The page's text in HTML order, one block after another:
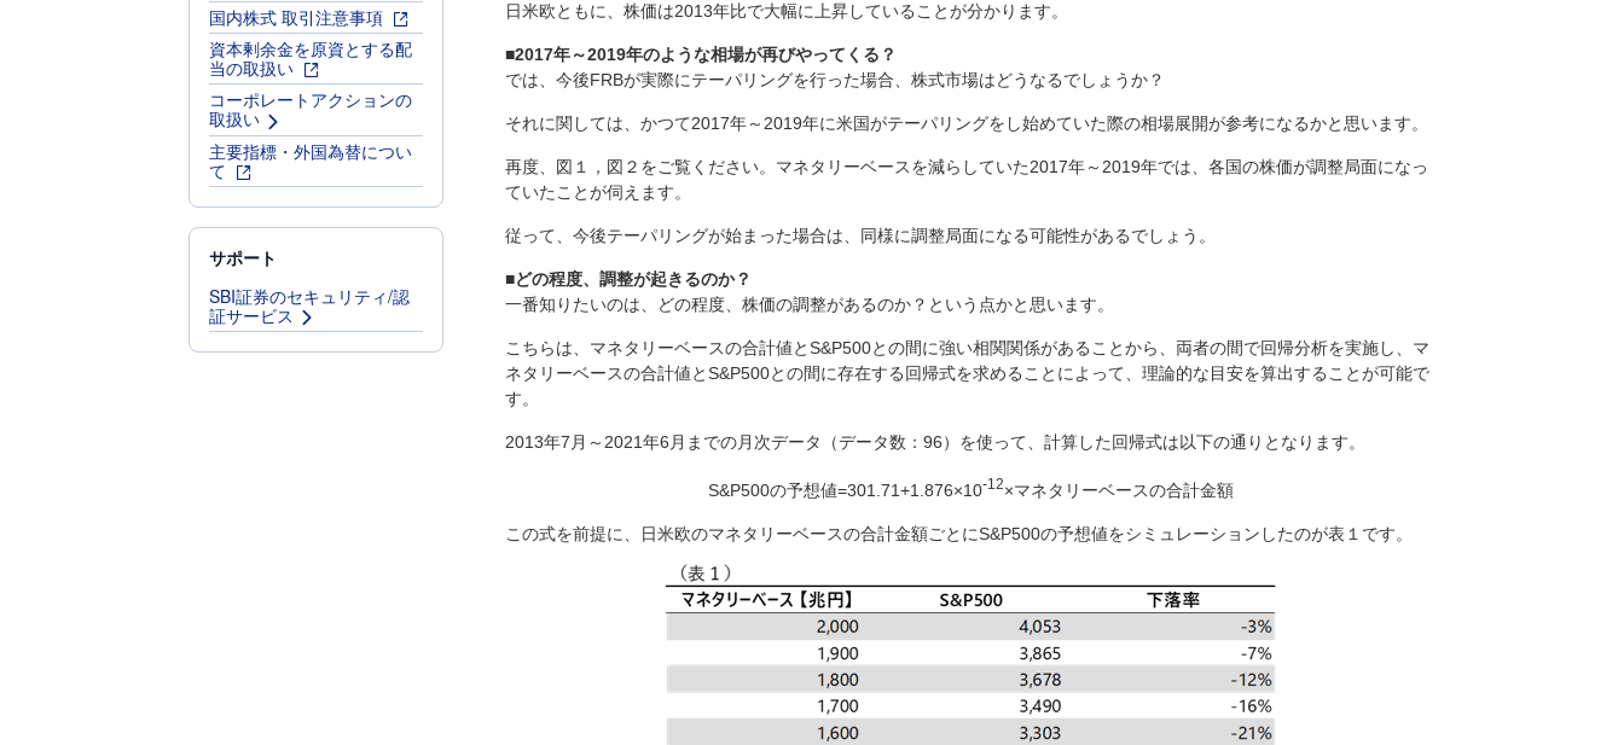
国内株式 取引注意事項
資本剰余金を原資とする配
当の取扱い
コーポレートアクションの
取扱い
主要指標・外国為替につい
て
サポート
SBI証券のセキュリティ/認
証サービス
日米欧ともに、株価は2013年比で大幅に上昇していることが分かります。
■2017年～2019年のような相場が再びやってくる？
では、今後FRBが実際にテーパリングを行った場合、株式市場はどうなるでしょうか？
それに関しては、かつて2017年～2019年に米国がテーパリングをし始めていた際の相場展開が参考になるかと思います。
再度、図１，図２をご覧ください。マネタリーベースを減らしていた2017年～2019年では、各国の株価が調整局面になっ
ていたことが伺えます。
従って、今後テーパリングが始まった場合は、同様に調整局面になる可能性があるでしょう。
■どの程度、調整が起きるのか？
一番知りたいのは、どの程度、株価の調整があるのか？という点かと思います。
こちらは、マネタリーベースの合計値とS&P500との間に強い相関関係があることから、両者の間で回帰分析を実施し、マ
ネタリーベースの合計値とS&P500との間に存在する回帰式を求めることによって、理論的な目安を算出することが可能で
す。
2013年7月～2021年6月までの月次データ（データ数：96）を使って、計算した回帰式は以下の通りとなります。
S&P500の予想値=301.71+1.876×10-12×マネタリーベースの合計金額
この式を前提に、日米欧のマネタリーベースの合計金額ごとにS&P500の予想値をシミュレーションしたのが表１です。